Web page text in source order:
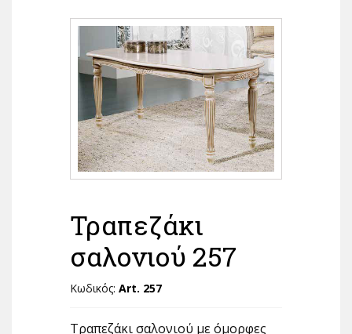
Τραπεζάκι
σαλονιού 257
Κωδικός: Art. 257
Τραπεζάκι σαλονιού με όμορφες